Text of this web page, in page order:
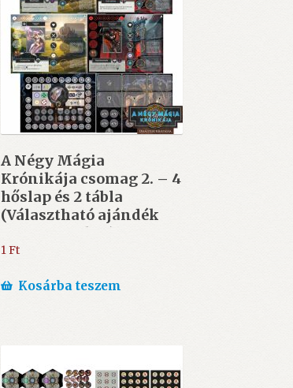
A Négy Mágia
Krónikája csomag 2. – 4
hőslap és 2 tábla
(Választható ajándék
35.000 Ft felett)
1Ft
Kosárba teszem